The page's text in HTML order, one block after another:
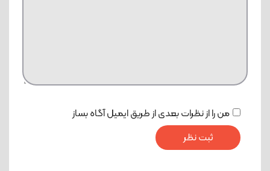
من را از نظرات بعدی از طریق ایمیل آگاه بساز